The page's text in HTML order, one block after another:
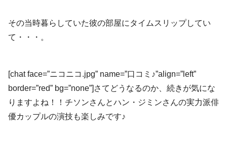
その当時暮らしていた彼の部屋にタイムスリップしてい
て・・・。
[chat face=”ニコニコ.jpg” name=”口コミ♪”align=”left”
border=”red” bg=”none”]さてどうなるのか、続きが気にな
りますよね！！チソンさんとハン・ジミンさんの実力派俳
優カップルの演技も楽しみです♪